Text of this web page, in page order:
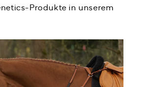
Produkte in unserem